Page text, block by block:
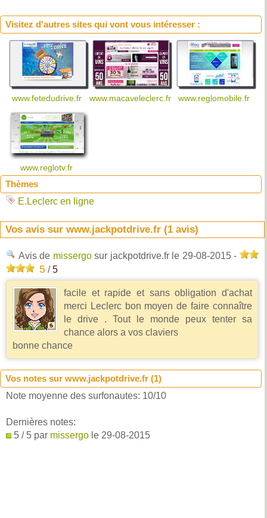
Visitez d'autres sites qui vont vous intéresser :
www.fetedudrive.fr www.macaveleclerc.fr www.reglomobile.fr
www.reglotv.fr
Thèmes
E.Leclerc en ligne
Vos avis sur www.jackpotdrive.fr (1 avis)
Avis de missergosur jackpotdrive.frle 29-08-2015-
5 /5
facile et rapide et sans obligation d'achat
merci Leclerc bon moyen de faire connaître
le drive . Tout le monde peux tenter sa
chance alors a vos claviers
bonne chance
Vos notes sur www.jackpotdrive.fr (1)
Note moyenne des surfonautes: 10/10
Dernières notes:
5 / 5 par missergo le 29-08-2015